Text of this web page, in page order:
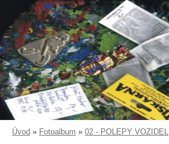
Úvod » Fotoalbum » 02 - POLEPY VOZIDEL